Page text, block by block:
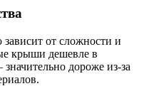
от сложности и
крыши дешевле в
дороже из-за